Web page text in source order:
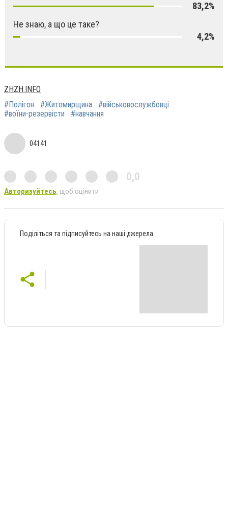
83,2%
Не знаю, а що це таке?
4,2%
ZHZH.INFO
#Полігон
#Житомирщина
#військовослужбовці
#воїни-резервісти
#навчання
04141
0,0
Авторизуйтесь, щоб оцінити
Поділіться та підписуйтесь на наші джерела